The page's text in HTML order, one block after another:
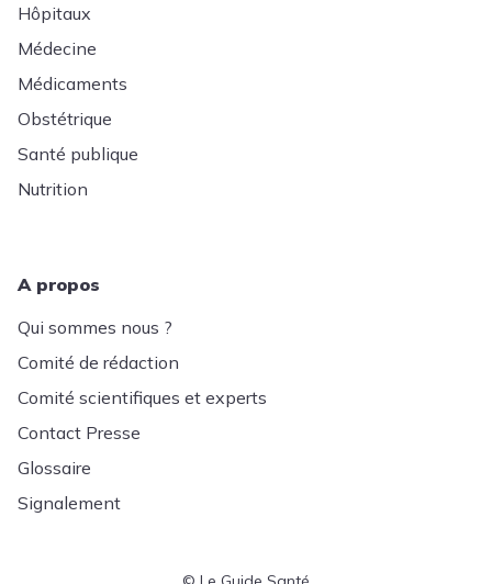
Hôpitaux
Médecine
Médicaments
Obstétrique
Santé publique
Nutrition
A propos
Qui sommes nous ?
Comité de rédaction
Comité scientifiques et experts
Contact Presse
Glossaire
Signalement